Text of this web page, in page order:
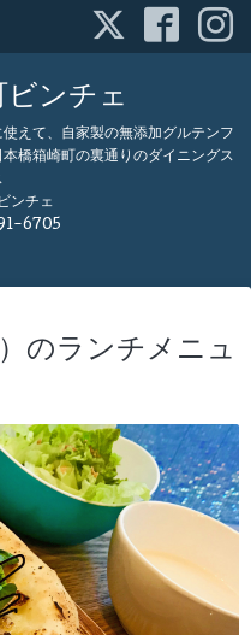
ビンチェ
えて、自家製の無添加グルテンフ
橋箱崎町の裏通りのダイニングス
ンチェ
6705
のランチメニュ